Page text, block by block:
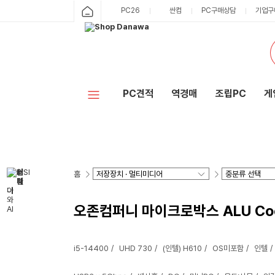
PC26 싼컴 PC구매상담 기업
PC견적 역경매 조립PC 게
홈
오존컴퍼니 마이크로박스
i5-14400 UHD 730 (인텔) H610 OS미포함 인텔